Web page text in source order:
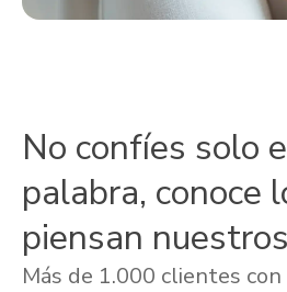
No confíes solo
palabra, conoce
piensan
Más de 1.000 clientes